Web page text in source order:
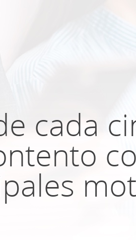
cada
cursos
INTERNACIONAL | TODO
DOMICILIADOS